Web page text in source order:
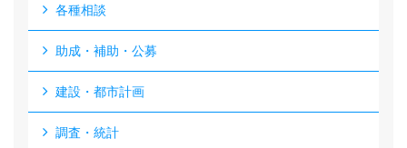
各種相談
助成・補助・公募
建設・都市計画
調査・統計